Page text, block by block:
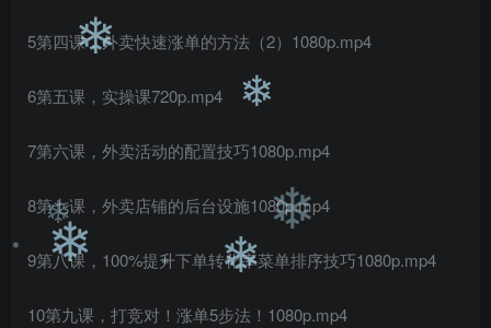
5第四课，外卖快速涨单的方法（2）1080p.mp4
6第五课，实操课720p.mp4
7第六课，外卖活动的配置技巧1080p.mp4
8第七课，外卖店铺的后台设施1080p.mp4
9第八课，100%提升下单转化率菜单排序技巧1080p.mp4
10第九课，打竞对！涨单5步法！1080p.mp4
❄
❄
❄
❄
❄
❄